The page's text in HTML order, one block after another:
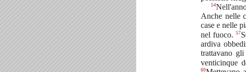
54
Anche nelle
case e nelle
nel fuoco. 57
ardiva
trattavano
venticinque
60